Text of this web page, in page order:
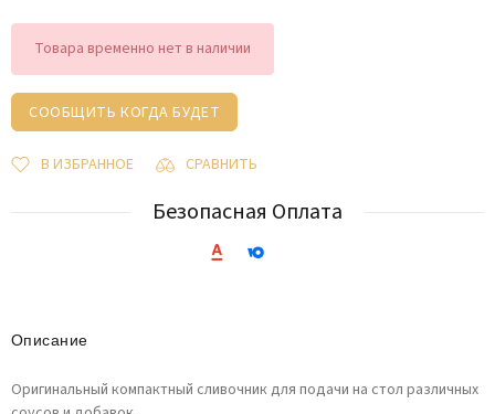
Товара временно нет в наличии
СООБЩИТЬ КОГДА БУДЕТ
В ИЗБРАННОЕ СРАВНИТЬ
Безопасная Оплата
Описание
Оригинальный компактный сливочник для подачи на стол различных